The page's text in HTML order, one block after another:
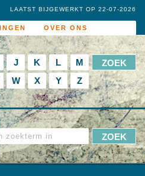
OVER ONS
LAATST BIJGEWERKT OP 22-07-2026
J K L
M
W X Y Z